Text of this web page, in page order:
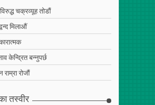
चक्रव्यूह तोडौं
मिलाऔं
केन्द्रित बन्नुपर्छ
राम्रा रोजौं
तस्वीर